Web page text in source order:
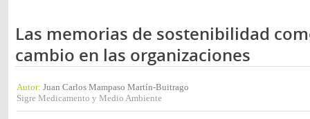
Las memorias de sostenibilidad
cambio en las organizaciones
Autor: Juan Carlos Mampaso Martín-Buitrago
Sigre Medicamento y Medio Ambiente